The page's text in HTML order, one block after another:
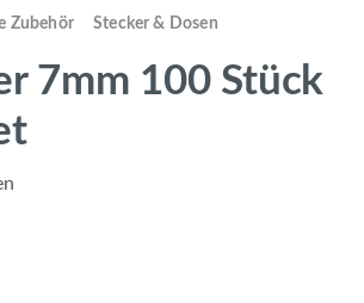
Zubehör Stecker & Dosen
7mm 100 Stück